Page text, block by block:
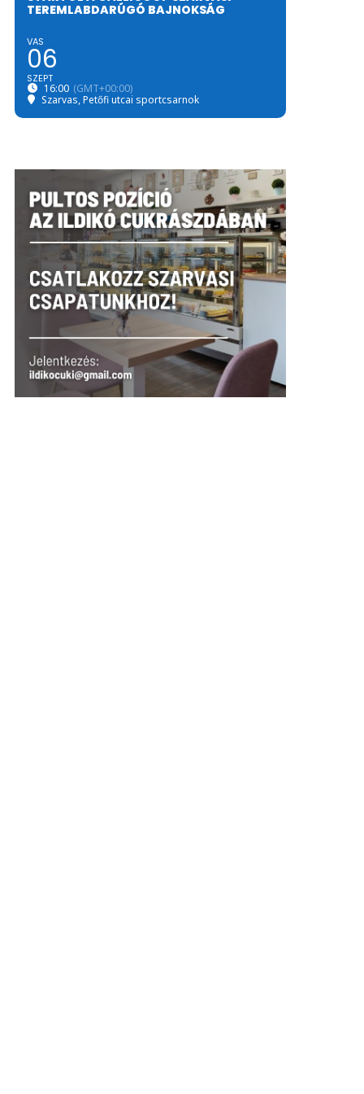
TEREMLABDARÚGÓ BAJNOKSÁG
VAS
06
SZEPT
16:00 (GMT+00:00)
Szarvas, Petőfi utcai sportcsarnok